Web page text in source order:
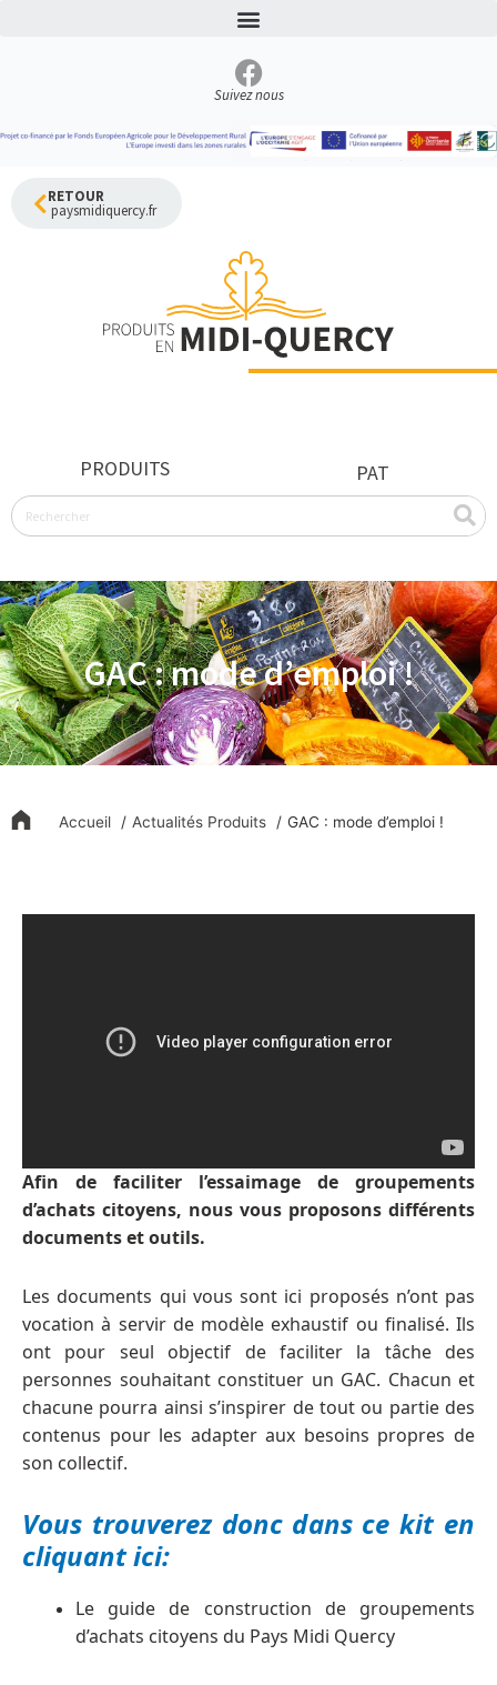
Suivez nous
RETOUR
paysmidiquercy.fr
PRODUITS PAT
Rechercher
GAC : mode d’emploi !
Accueil Actualités Produits GAC : mode d’emploi !
Afin de faciliter l’essaimage de groupements
d’achats citoyens, nous vous proposons différents
documents et outils.
Les documents qui vous sont ici proposés n’ont pas
vocation à servir de modèle exhaustif ou finalisé. Ils
ont pour seul objectif de faciliter la tâche des
personnes souhaitant constituer un GAC. Chacun et
chacune pourra ainsi s’inspirer de tout ou partie des
contenus pour les adapter aux besoins propres de
son collectif.
Vous trouverez donc dans ce kit en
cliquant ici:
Le guide de construction de groupements
d’achats citoyens du Pays Midi Quercy